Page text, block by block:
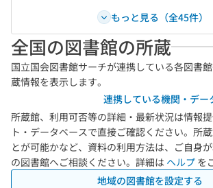
もっと見る（全45件）
全国の図書館の所蔵
国立国会図書館サーチが連携している各図書
蔵情報を表示します。
連携している機関・デー
所蔵館、利用可否等の詳細・最新状況は情報
ト・データベースで直接ご確認ください。所
とが可能かなど、資料の利用方法は、ご自身
の図書館へご相談ください。詳細は ヘルプ を
地域の図書館を設定する